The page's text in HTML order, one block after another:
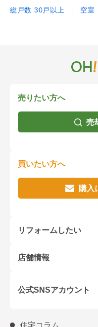
総戸数 30戸以上
空室
売りたい方へ
売
買いたい方へ
購入
リフォームしたい
店舗情報
公式SNSアカウント
住宅コラム